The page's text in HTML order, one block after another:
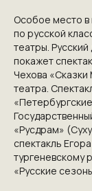
Особое место в
по русской
театры.
покажет
Чехова
театра.
«Русдрам»
спектакль
тургеневскому
«Русские